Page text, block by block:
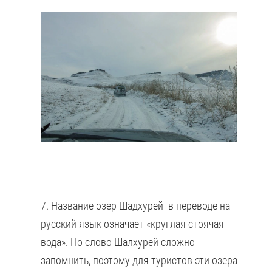
7. Название озер Шадхурей в переводе на
русский язык означает «круглая стоячая
вода». Но слово Шалхурей сложно
запомнить, поэтому для туристов эти озера